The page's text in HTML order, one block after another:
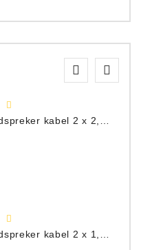
C276 Luidspreker kabel 2 x 2,50 mm² (per meter)